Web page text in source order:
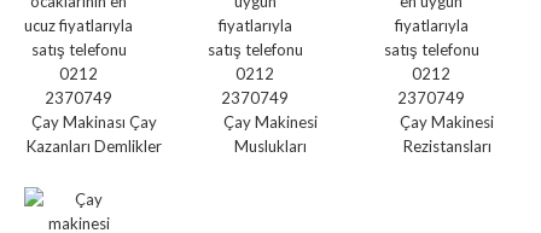
Çay Makinası Çay
Kazanları Demlikler
Çay Makinesi
Muslukları
Çay Makinesi
Rezistansları